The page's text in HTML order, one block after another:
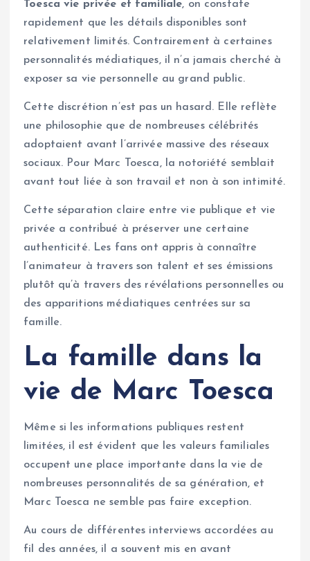
Toesca vie privée et familiale, on constate
rapidement que les détails disponibles sont
relativement limités. Contrairement à certaines
personnalités médiatiques, il n’a jamais cherché à
exposer sa vie personnelle au grand public.
Cette discrétion n’est pas un hasard. Elle reflète
une philosophie que de nombreuses célébrités
adoptaient avant l’arrivée massive des réseaux
sociaux. Pour Marc Toesca, la notoriété semblait
avant tout liée à son travail et non à son intimité.
Cette séparation claire entre vie publique et vie
privée a contribué à préserver une certaine
authenticité. Les fans ont appris à connaître
l’animateur à travers son talent et ses émissions
plutôt qu’à travers des révélations personnelles ou
des apparitions médiatiques centrées sur sa
famille.
La famille dans la
vie de Marc Toesca
Même si les informations publiques restent
limitées, il est évident que les valeurs familiales
occupent une place importante dans la vie de
nombreuses personnalités de sa génération, et
Marc Toesca ne semble pas faire exception.
Au cours de différentes interviews accordées au
fil des années, il a souvent mis en avant